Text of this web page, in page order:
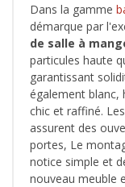
Dans la gamme
démarque par
de salle à
particules haute
garantissant
également blanc,
chic et raffiné.
assurent des
portes, Le
notice simple et
nouveau meuble